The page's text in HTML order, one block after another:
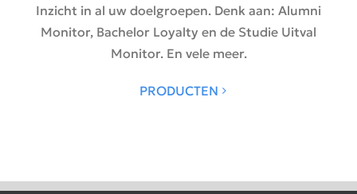
Inzicht in al uw doelgroepen. Denk aan: Alumni
Monitor, Bachelor Loyalty en de Studie Uitval
Monitor. En vele meer.
PRODUCTEN